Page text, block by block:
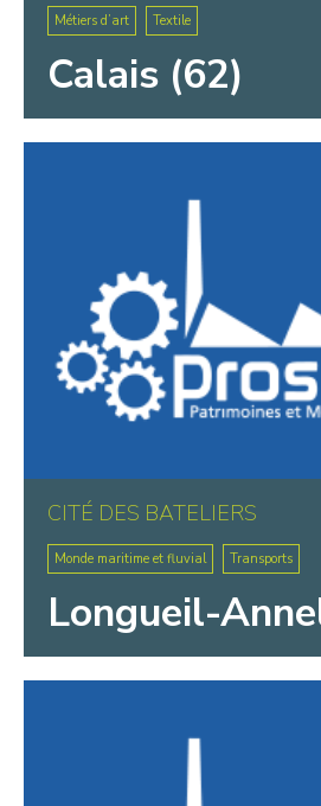
Métiers d’art Textile
Calais (62)
CITÉ DES BATELIERS
Monde maritime et fluvial Transports
Longueil-